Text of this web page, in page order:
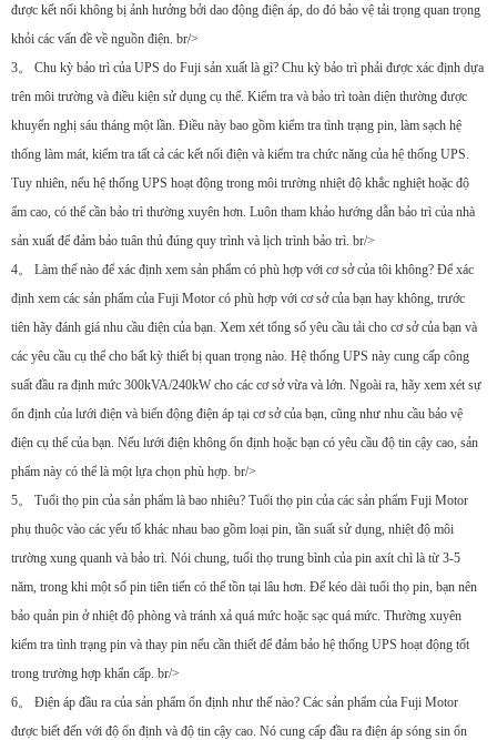
được kết nối không bị ảnh hưởng bởi dao động điện áp, do đó bảo vệ tải trọng quan trọng
khỏi các vấn đề về nguồn điện. br/>
3。 Chu kỳ bảo trì của UPS do Fuji sản xuất là gì? Chu kỳ bảo trì phải được xác định dựa
trên môi trường và điều kiện sử dụng cụ thể. Kiểm tra và bảo trì toàn diện thường được
khuyến nghị sáu tháng một lần. Điều này bao gồm kiểm tra tình trạng pin, làm sạch hệ
thống làm mát, kiểm tra tất cả các kết nối điện và kiểm tra chức năng của hệ thống UPS.
Tuy nhiên, nếu hệ thống UPS hoạt động trong môi trường nhiệt độ khắc nghiệt hoặc độ
ẩm cao, có thể cần bảo trì thường xuyên hơn. Luôn tham khảo hướng dẫn bảo trì của nhà
sản xuất để đảm bảo tuân thủ đúng quy trình và lịch trình bảo trì. br/>
4。 Làm thế nào để xác định xem sản phẩm có phù hợp với cơ sở của tôi không? Để xác
định xem các sản phẩm của Fuji Motor có phù hợp với cơ sở của bạn hay không, trước
tiên hãy đánh giá nhu cầu điện của bạn. Xem xét tổng số yêu cầu tải cho cơ sở của bạn và
các yêu cầu cụ thể cho bất kỳ thiết bị quan trọng nào. Hệ thống UPS này cung cấp công
suất đầu ra định mức 300kVA/240kW cho các cơ sở vừa và lớn. Ngoài ra, hãy xem xét sự
ổn định của lưới điện và biến động điện áp tại cơ sở của bạn, cũng như nhu cầu bảo vệ
điện cụ thể của bạn. Nếu lưới điện không ổn định hoặc bạn có yêu cầu độ tin cậy cao, sản
phẩm này có thể là một lựa chọn phù hợp. br/>
5。 Tuổi thọ pin của sản phẩm là bao nhiêu? Tuổi thọ pin của các sản phẩm Fuji Motor
phụ thuộc vào các yếu tố khác nhau bao gồm loại pin, tần suất sử dụng, nhiệt độ môi
trường xung quanh và bảo trì. Nói chung, tuổi thọ trung bình của pin axít chì là từ 3-5
năm, trong khi một số pin tiên tiến có thể tồn tại lâu hơn. Để kéo dài tuổi thọ pin, bạn nên
bảo quản pin ở nhiệt độ phòng và tránh xả quá mức hoặc sạc quá mức. Thường xuyên
kiểm tra tình trạng pin và thay pin nếu cần thiết để đảm bảo hệ thống UPS hoạt động tốt
trong trường hợp khẩn cấp. br/>
6。 Điện áp đầu ra của sản phẩm ổn định như thế nào? Các sản phẩm của Fuji Motor
được biết đến với độ ổn định và độ tin cậy cao. Nó cung cấp đầu ra điện áp sóng sin ổn